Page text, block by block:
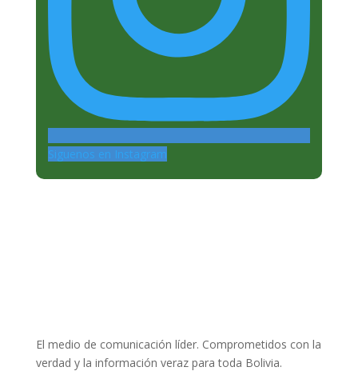
Siguenos en Instagram
El medio de comunicación líder. Comprometidos con la
verdad y la información veraz para toda Bolivia.